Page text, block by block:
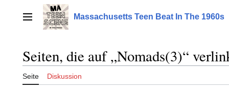
springenHauptmenü Massachusetts Teen Beat In The 1960s
Seiten, die auf „Nomads(3)“
Seite Diskussion